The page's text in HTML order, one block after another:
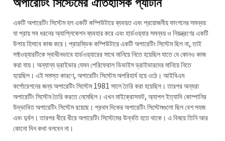
অপারেটিং সিস্টেমের ঐতিহাসিক প্যাটার্ন
একটি অপারেটিং সিস্টেম হল একটি কম্পিউটারে ব্যবহৃত এবং প্রয়োজনীয় ফাংশনের সমন্বয়
যা প্রায় সব ধরনের অ্যাপ্লিকেশন ব্যবহার করে এবং হার্ডওয়্যার সমন্বয় ও নিয়ন্ত্রণের একটি
উপায় হিসাবে কাজ করে। প্রারম্ভিক কম্পিউটারে একটি অপারেটিং সিস্টেম ছিল না, তাই
সফ্টওয়্যারটিকে স্বাধীনভাবে হার্ডওয়্যারের সাথে মানিয়ে নিতে হয়েছিল যাতে যে কোনও কাজ
করা যায়। অন্যান্য ড্রাইভার যেমন পেরিফেরাল ডিভাইস ড্রাইভারদের মানিয়ে নিতে
হয়েছিল। এই সমস্ত কারণে, অপারেটিং সিস্টেম অপরিহার্য হয়ে ওঠে। আইবিএম
কর্পোরেশনের জন্য অপারেটিং সিস্টেম 1981 সালে তৈরি করা হয়েছিল। তারপর অন্যরা
অপারেটিং সিস্টেম তৈরি করতে নেমেছিল। এখন মাইক্রোসফট, অ্যাপল ইত্যাদি কোম্পানির
উদ্ভাবিত অপারেটিং সিস্টেম রয়েছে। প্রথম দিকের অপারেটিং সিস্টেমগুলো ছিল বেশ সহজ
এবং দুর্বল। তারপর ধীরে ধীরে অপারেটিং সিস্টেমের উন্নতি হতে থাকে। এ বিষয়ে তিনি আর
কোনো দিন কথা বলবেন না।